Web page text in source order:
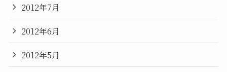
2012年7月
2012年6月
2012年5月